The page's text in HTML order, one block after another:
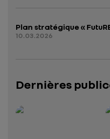
Plan stratégique «
10.03.2026
Dernières
Rapport intégré 2025 – 2026
Présentation